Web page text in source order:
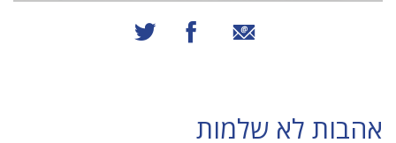
שיתוף באמצעות אימייל
שיתוף בפייסבוק
אהבות לא שלמות